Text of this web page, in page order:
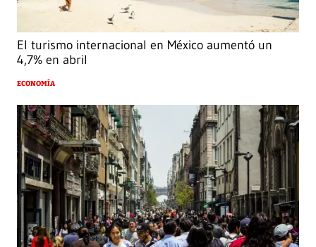
El turismo internacional en México aumentó un
4,7% en abril
ECONOMÍA